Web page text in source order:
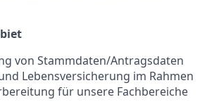
von Stammdaten/Antragsdaten
Lebensversicherung im Rahmen
für unsere Fachbereiche